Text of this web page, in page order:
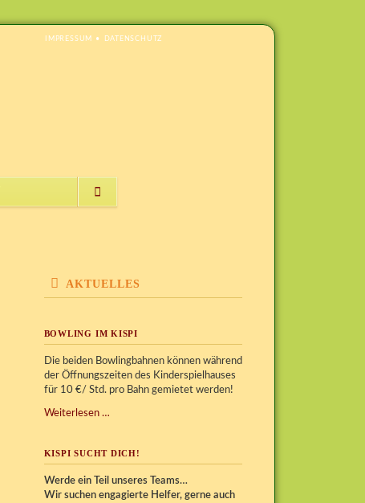
NAVIGATION
IMPRESSUM DATENSCHUTZ
ÜBERSPRINGEN
AKTUELLES
BOWLING IM KISPI
Die beiden Bowlingbahnen können während
der Öffnungszeiten des Kinderspielhauses
für 10 €/ Std. pro Bahn gemietet werden!
Weiterlesen …
KISPI SUCHT DICH!
Werde ein Teil unseres Teams…
Wirsuchen engagierte Helfer, gerne auch